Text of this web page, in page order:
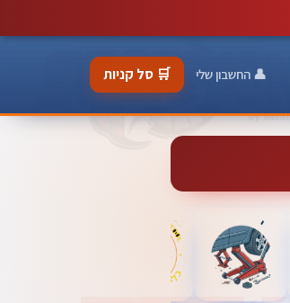
👤 החשבון שלי 🛒 סל קניות